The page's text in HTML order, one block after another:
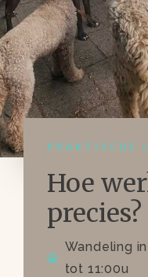
PRAKTISCHE
Hoe
precies?
Wandeling
tot 11:00u